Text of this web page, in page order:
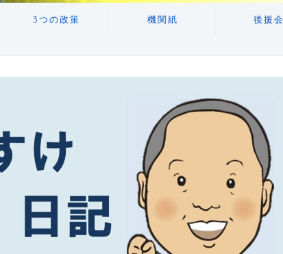
3つの政策 機関紙 後援会